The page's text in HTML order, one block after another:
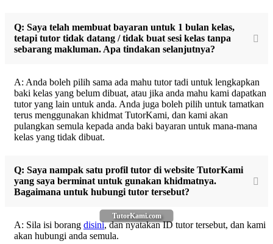
TutorKami.com
Q: Saya telah membuat bayaran untuk 1 bulan kelas,
tetapi tutor tidak datang / tidak buat sesi kelas tanpa
sebarang makluman. Apa tindakan selanjutnya?
A: Anda boleh pilih sama ada mahu tutor tadi untuk lengkapkan
baki kelas yang belum dibuat, atau jika anda mahu kami dapatkan
tutor yang lain untuk anda. Anda juga boleh pilih untuk tamatkan
terus menggunakan khidmat TutorKami, dan kami akan
pulangkan semula kepada anda baki bayaran untuk mana-mana
kelas yang tidak dibuat.
Q: Saya nampak satu profil tutor di website TutorKami
yang saya berminat untuk gunakan khidmatnya.
Bagaimana untuk hubungi tutor tersebut?
A: Sila isi borang disini, dan nyatakan ID tutor tersebut, dan kami
akan hubungi anda semula.